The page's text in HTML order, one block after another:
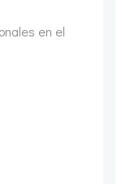
en el